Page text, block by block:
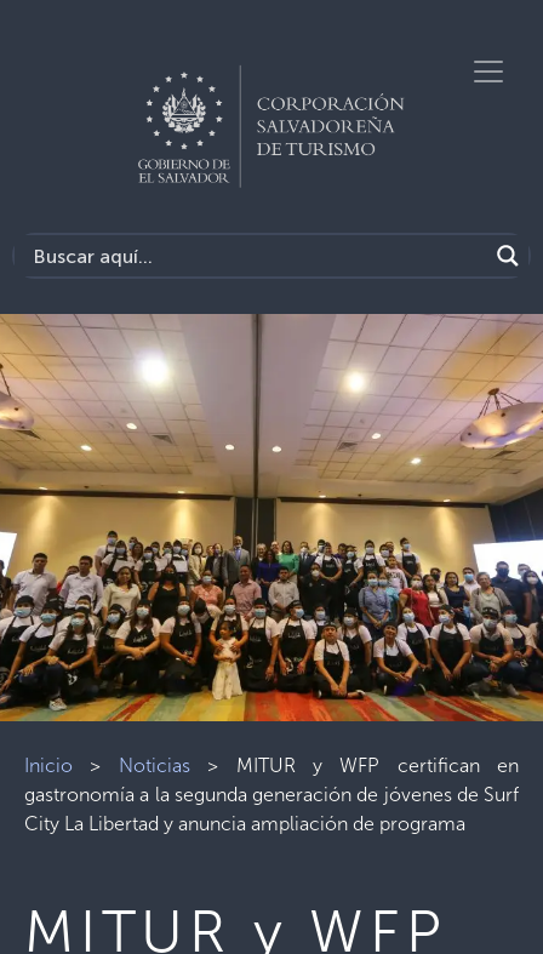
Inicio > Noticias> MITUR y WFP certifican en
gastronomía a la segunda generación de jóvenes de Surf
City La Libertad y anuncia ampliación de programa
MITUR y WFP